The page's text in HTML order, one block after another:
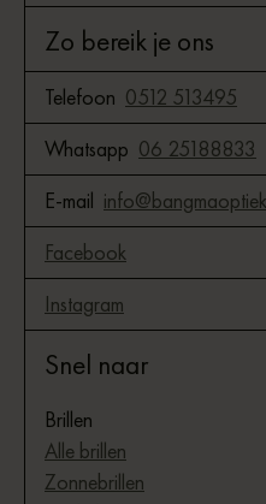
Zo bereik je ons
Telefoon 0512 513495
Whatsapp 06 25188833
E-mail
Facebook
Instagram
Snel naar
Brillen
Alle brillen
Zonnebrillen